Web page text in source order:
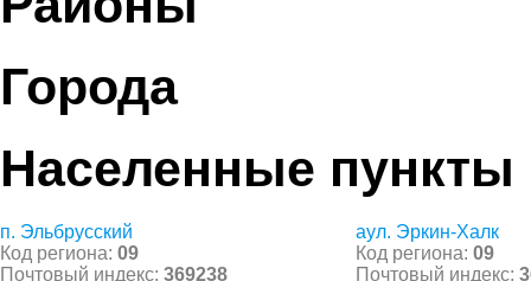
Города
Населенные пункты
п. Эльбрусский
Код региона: 09
Почтовый индекс: 369238
аул. Эркин-Халк
Код региона: 09
Почтовый индекс: